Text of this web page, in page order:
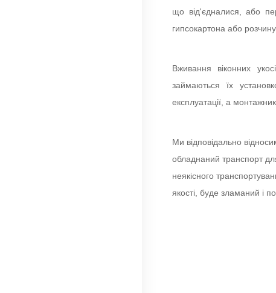
що від'єдналися, або
гипсокартона або
Вживання віконних
займаються їх
експлуатації, а
Ми відповідально
обладнаний транспорт
неякісного
якості, буде зламаний і